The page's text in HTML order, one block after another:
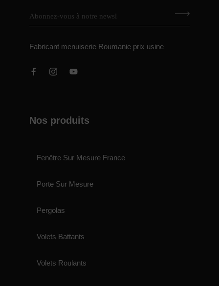
Fabricant menuiserie Roumanie prix usine
Nos produits
Fenêtre Sur Mesure France
Porte Sur Mesure
Pergolas
Volets Battants
Volets Roulants